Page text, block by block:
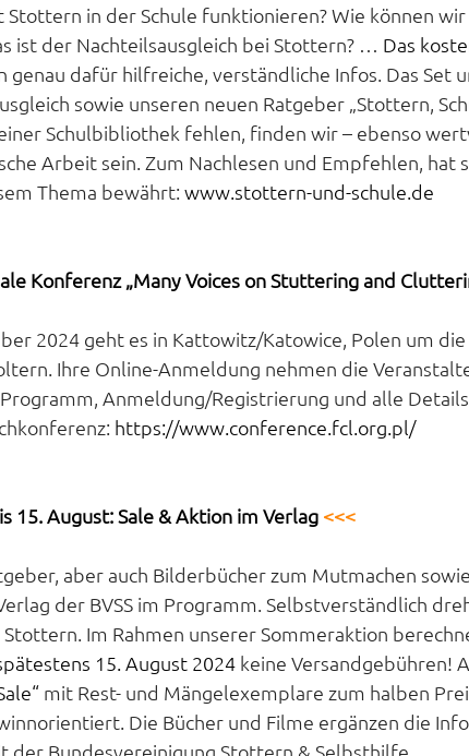
Stottern in der Schule funktionieren? Wie können
ist der Nachteilsausgleich bei Stottern? … Das
genau dafür hilfreiche, verständliche Infos. Das Set
sowie unseren neuen Ratgeber „Stottern,
Schulbibliothek fehlen, finden wir – ebenso
Arbeit sein. Zum Nachlesen und Empfehlen, hat
Thema bewährt: www.stottern-und-schule.de
Konferenz „Many Voices on Stuttering and
2024 geht es in Kattowitz/Katowice, Polen um
Ihre Online-Anmeldung nehmen die
Anmeldung/Registrierung und alle
https://www.conference.fcl.org.pl/
15. August: Sale & Aktion im Verlag <<<
aber auch Bilderbücher zum Mutmachen
der BVSS im Programm. Selbstverständlich
Stottern. Im Rahmen unserer Sommeraktion
15. August 2024 keine Versandgebühren!
mit Rest- und Mängelexemplare zum halben
Die Bücher und Filme ergänzen die